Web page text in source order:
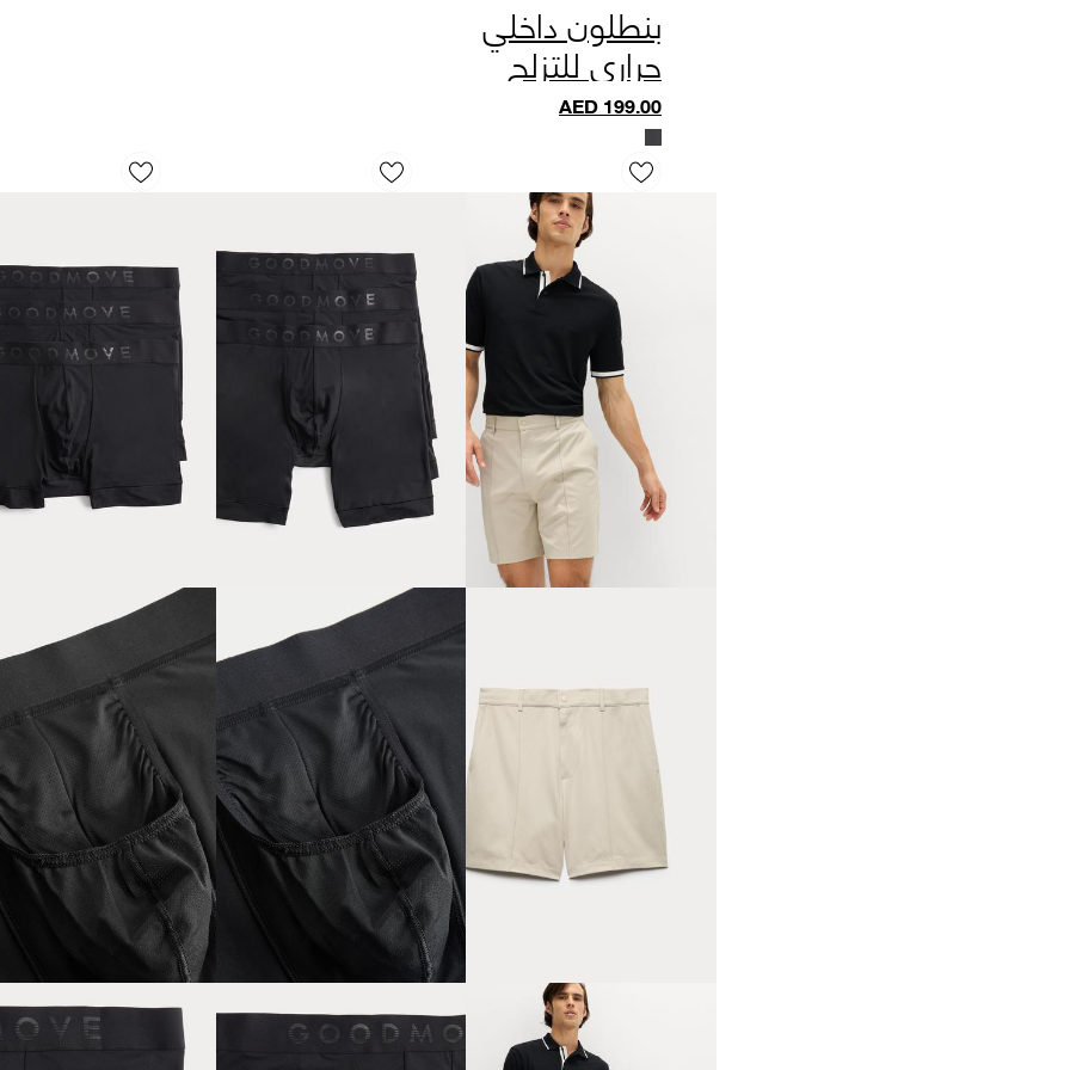
بنطلون داخلي
حراري للتزلج
AED199.00